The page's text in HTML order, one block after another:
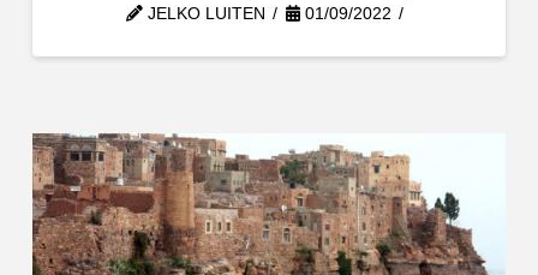
JELKO LUITEN 01/09/2022